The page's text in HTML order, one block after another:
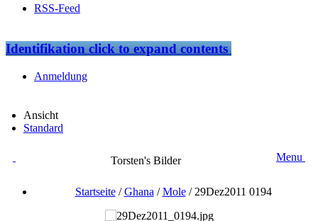
RSS-Feed
Identifikationclick to expand contents
Anmeldung
Ansicht
Standard
Torsten's Bilder Menu
Startseite/Ghana /Mole/ 29Dez2011 0194